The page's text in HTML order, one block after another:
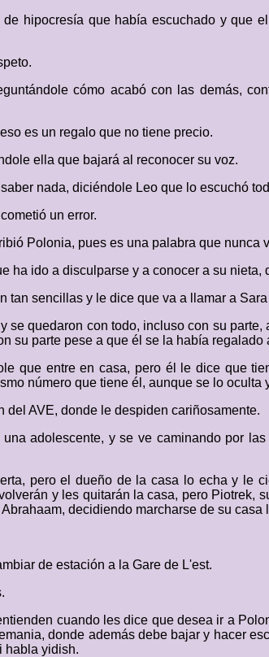
hipocresía que había escuchado y que
cómo acabó con las demás,
es un regalo que no tiene precio.
ella que bajará al reconocer su voz.
nada, diciéndole Leo que lo escuchó
un error.
Polonia, pues es una palabra que nunca
ha ido a disculparse y a conocer a su nieta,
sencillas y le dice que va a llamar a
quedaron con todo, incluso con su
su parte pese a que él se la había regalado
que entre en casa, pero él le dice que
número que tiene él, aunque se lo
AVE, donde le despiden cariñosamente.
adolescente, y se ve caminando por
pero el dueño de la casa lo echa y le
y les quitarán la casa, pero Piotrek,
decidiendo marcharse de su
de estación a la Gare de L'est.
cuando les dice que desea ir a
donde además debe bajar y hacer
habla yidish.